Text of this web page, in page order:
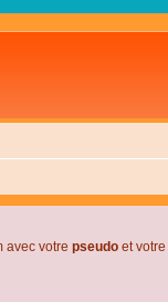
avec votre pseudo et votre